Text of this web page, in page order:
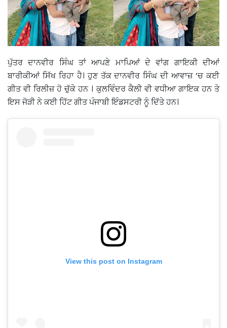
ਪੁੱਤਰ ਦਾਨਵੀਰ ਸਿੰਘ ਤਾਂ ਆਪਣੇ ਮਾਪਿਆਂ ਦੇ ਵਾਂਗ ਗਾਇਕੀ ਦੀਆਂ
ਬਾਰੀਕੀਆਂ ਸਿੱਖ ਰਿਹਾ ਹੈ। ਹੁਣ ਤੱਕ ਦਾਨਵੀਰ ਸਿੰਘ ਦੀ ਆਵਾਜ਼ ‘ਚ ਕਈ
ਗੀਤ ਵੀ ਰਿਲੀਜ਼ ਹੋ ਚੁੱਕੇ ਹਨ । ਕੁਲਵਿੰਦਰ ਕੈਲੀ ਵੀ ਵਧੀਆ ਗਾਇਕ ਹਨ ਤੇ
ਇਸ ਜੋੜੀ ਨੇ ਕਈ ਹਿੱਟ ਗੀਤ ਪੰਜਾਬੀ ਇੰਡਸਟਰੀ ਨੂੰ ਦਿੱਤੇ ਹਨ।
View this post on Instagram